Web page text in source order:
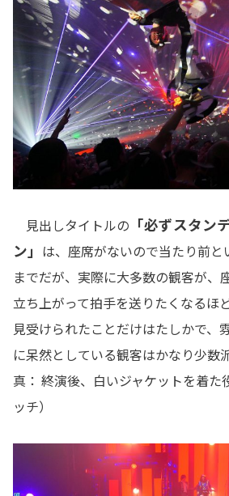
見出しタイトルの
「必ずスタン
ン」
は、座席がないので当たり前と
までだが、実際に大多数の観客が、
立ち上がって拍手を送りたくなるほ
見受けられたことだけはたしかで、
に呆然としている観客はかなり少数
真： 終演後、白いジャケットを着た
ッチ）